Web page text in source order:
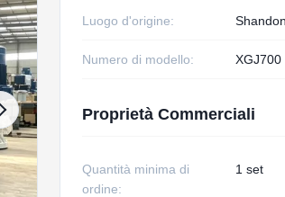
Luogo d'origine:
Numero di modello: XGJ700
Proprietà Commerciali
Quantità minima di
ordine:
1 set